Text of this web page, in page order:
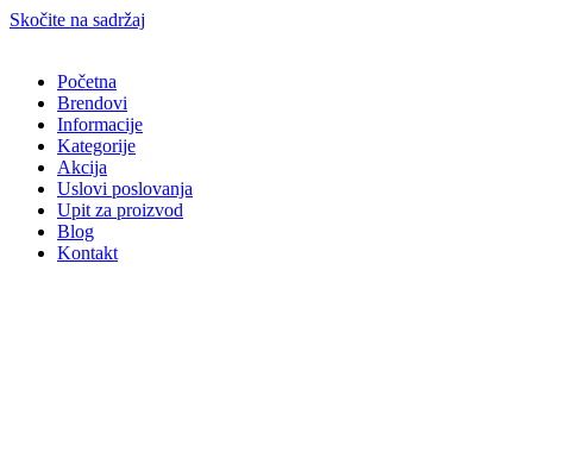
Skočite na sadržaj
Početna
Brendovi
Informacije
Kategorije
Akcija
Uslovi poslovanja
Upit za proizvod
Blog
Kontakt